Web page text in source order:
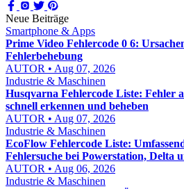
Neue Beiträge
Smartphone & Apps
Prime Video Fehlercode 0 6:
Fehlerbehebung
AUTOR • Aug 07, 2026
Industrie & Maschinen
Husqvarna Fehlercode Liste: Fehler
schnell erkennen und beheben
AUTOR • Aug 07, 2026
Industrie & Maschinen
EcoFlow Fehlercode Liste:
Fehlersuche bei Powerstation, Delta
AUTOR • Aug 06, 2026
Industrie & Maschinen